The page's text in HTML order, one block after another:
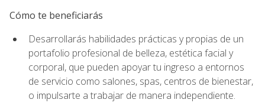
Cómo te beneficiarás
Desarrollarás habilidades prácticas y propias de un
portafolio profesional de belleza, estética facial y
corporal, que pueden apoyar tu ingreso a entornos
de servicio como salones, spas, centros de bienestar,
o impulsarte a trabajar de manera independiente.